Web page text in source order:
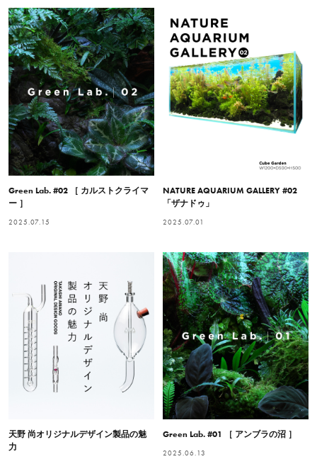
Green Lab. #02 ［ カルストクライマ
ー ］
2025.07.15
NATURE AQUARIUM GALLERY #02
「ザナドゥ」
2025.07.01
天野 尚オリジナルデザイン製品の魅
力
Green Lab. #01 ［ アンブラの沼 ］
2025.06.13